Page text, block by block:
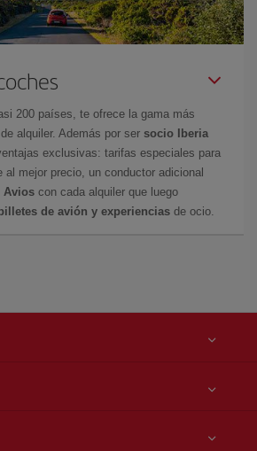
200 países, te ofrece la gama más
alquiler. Además por ser socio Iberia
exclusivas: tarifas especiales para
mejor precio, un conductor adicional
Avios con cada alquiler que luego
de avión y experiencias de ocio.